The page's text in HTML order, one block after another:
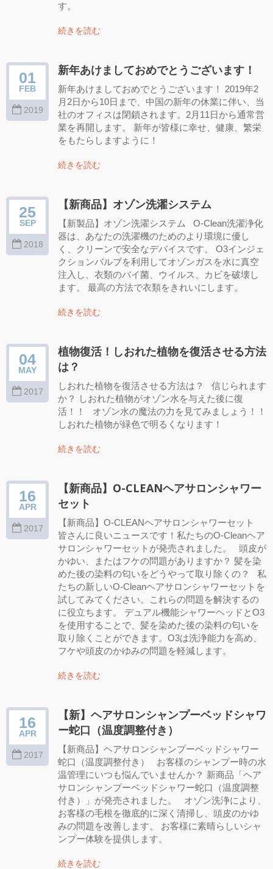
す。
続きを読む
01
FEB
2019
新年あけましておめでとうございます！
新年あけましておめでとうございます！ 2019年2
月2日から10日まで、中国の新年の休業に伴い、当
社のオフィスは閉鎖されます。2月11日から通常営
業を再開します。 新年が皆様に幸せ、健康、繁栄
をもたらしますように！
続きを読む
25
SEP
2018
【新商品】オゾン洗濯システム
【新製品】オゾン洗濯システム O-Clean洗濯浄化
器は、あなたの洗濯機のためのより環境に優し
く、クリーンで安全なデバイスです。 O3インジェ
クションバルブを利用してオゾンガスを水に真空
注入し、衣類のバイ菌、ウイルス、カビを破壊し
ます。 最高の方法で衣類をきれいにします。
続きを読む
04
MAY
2017
植物復活！しおれた植物を復活させる方法
は？
しおれた植物を復活させる方法は？ 信じられます
か？ しおれた植物がオゾン水を与えた後に復
活！！ オゾン水の魔法の力を見てみましょう！！
しおれた植物が緑色で明るくなります！
続きを読む
16
APR
2017
【新商品】O-CLEANヘアサロンシャワー
セット
【新商品】O-CLEANヘアサロンシャワーセット
皆さんに良いニュースです！私たちのO-Cleanヘア
サロンシャワーセットが発売されました。 頭皮が
かゆい、またはフケの問題がありますか？ 髪を染
めた後の染料の匂いをどうやって取り除くの？ 私
たちの新しいO-Cleanヘアサロンシャワーセットを
試してみてください。これらの問題を解決するの
に役立ちます。 デュアル機能シャワーヘッドとO3
を使用することで、髪を染めた後の染料の匂いを
取り除くことができます。O3は洗浄能力を高め、
フケや頭皮のかゆみの問題を軽減します。
続きを読む
16
APR
2017
【新】ヘアサロンシャンプーベッドシャワ
ー蛇口（温度調整付き）
【新商品】ヘアサロンシャンプーベッドシャワー
蛇口（温度調整付き） お客様のシャンプー時の水
温管理にいつも悩んでいませんか？ 新商品「ヘア
サロンシャンプーベッドシャワー蛇口（温度調整
付き）」が発売されました。 オゾン洗浄により、
お客様の毛根を徹底的に深く清掃し、頭皮のかゆ
みの問題を改善します。 お客様に素晴らしいシャ
ンプー体験を提供します。
続きを読む